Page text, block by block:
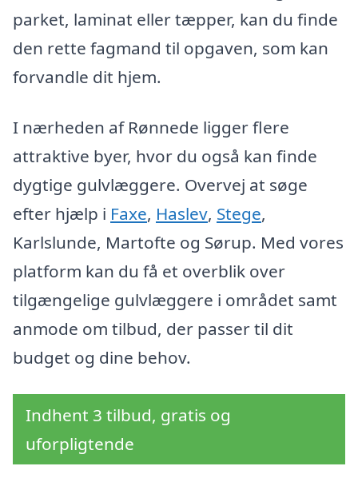
parket, laminat eller tæpper, kan du finde
den rette fagmand til opgaven, som kan
forvandle dit hjem.
I nærheden af Rønnede ligger flere
attraktive byer, hvor du også kan finde
dygtige gulvlæggere. Overvej at søge
efter hjælp i Faxe, Haslev, Stege,
Karlslunde, Martofte og Sørup. Med vores
platform kan du få et overblik over
tilgængelige gulvlæggere i området samt
anmode om tilbud, der passer til dit
budget og dine behov.
Indhent 3 tilbud, gratis og
uforpligtende